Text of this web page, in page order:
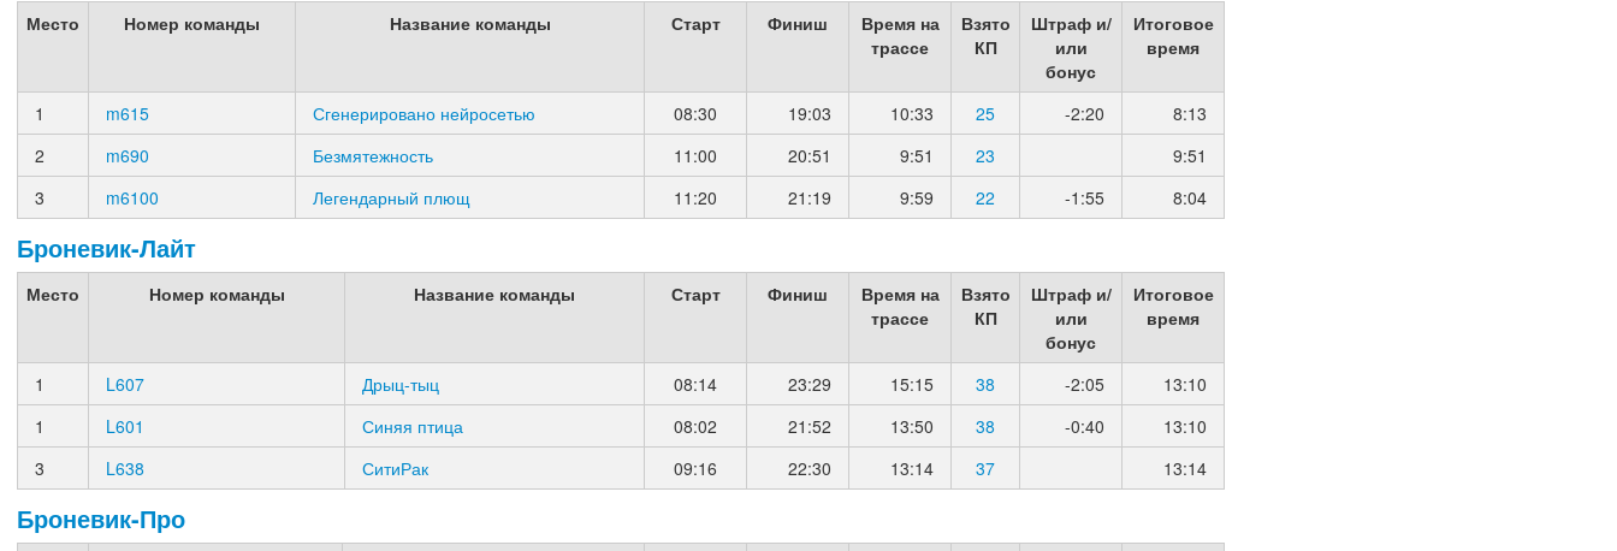
Место Номер команды Название команды Старт Финиш
Время на
трассе
Взято
КП
Штраф и/
или
бонус
Итоговое
время
1 m615 Сгенерировано нейросетью 08:30 19:03 10:33 25 -2:20
8:13
2
m690 Безмятежность 11:00 20:51 9:51 23
9:51
3
m6100 Легендарный плющ 11:20 21:19 9:59 22 -1:55 8:04
Броневик-Лайт
Место Номер команды Название команды Старт Финиш
Время на
трассе
Взято
КП
Штраф и/
или
бонус
Итоговое
время
1 L607 Дрыц-тыц 08:14 23:29 15:15 38 -2:05
13:10
1
L601 Синяя птица 08:02 21:52 13:50 38 -0:40
13:10
3
L638 СитиРак 09:16 22:30 13:14 37 13:14
Броневик-Про